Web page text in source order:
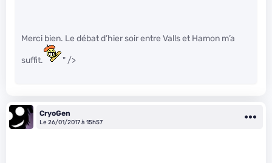
Merci bien. Le débat d’hier soir entre Valls et Hamon m’a
suffit. " />
CryoGen
Le 26/01/2017 à 15h57